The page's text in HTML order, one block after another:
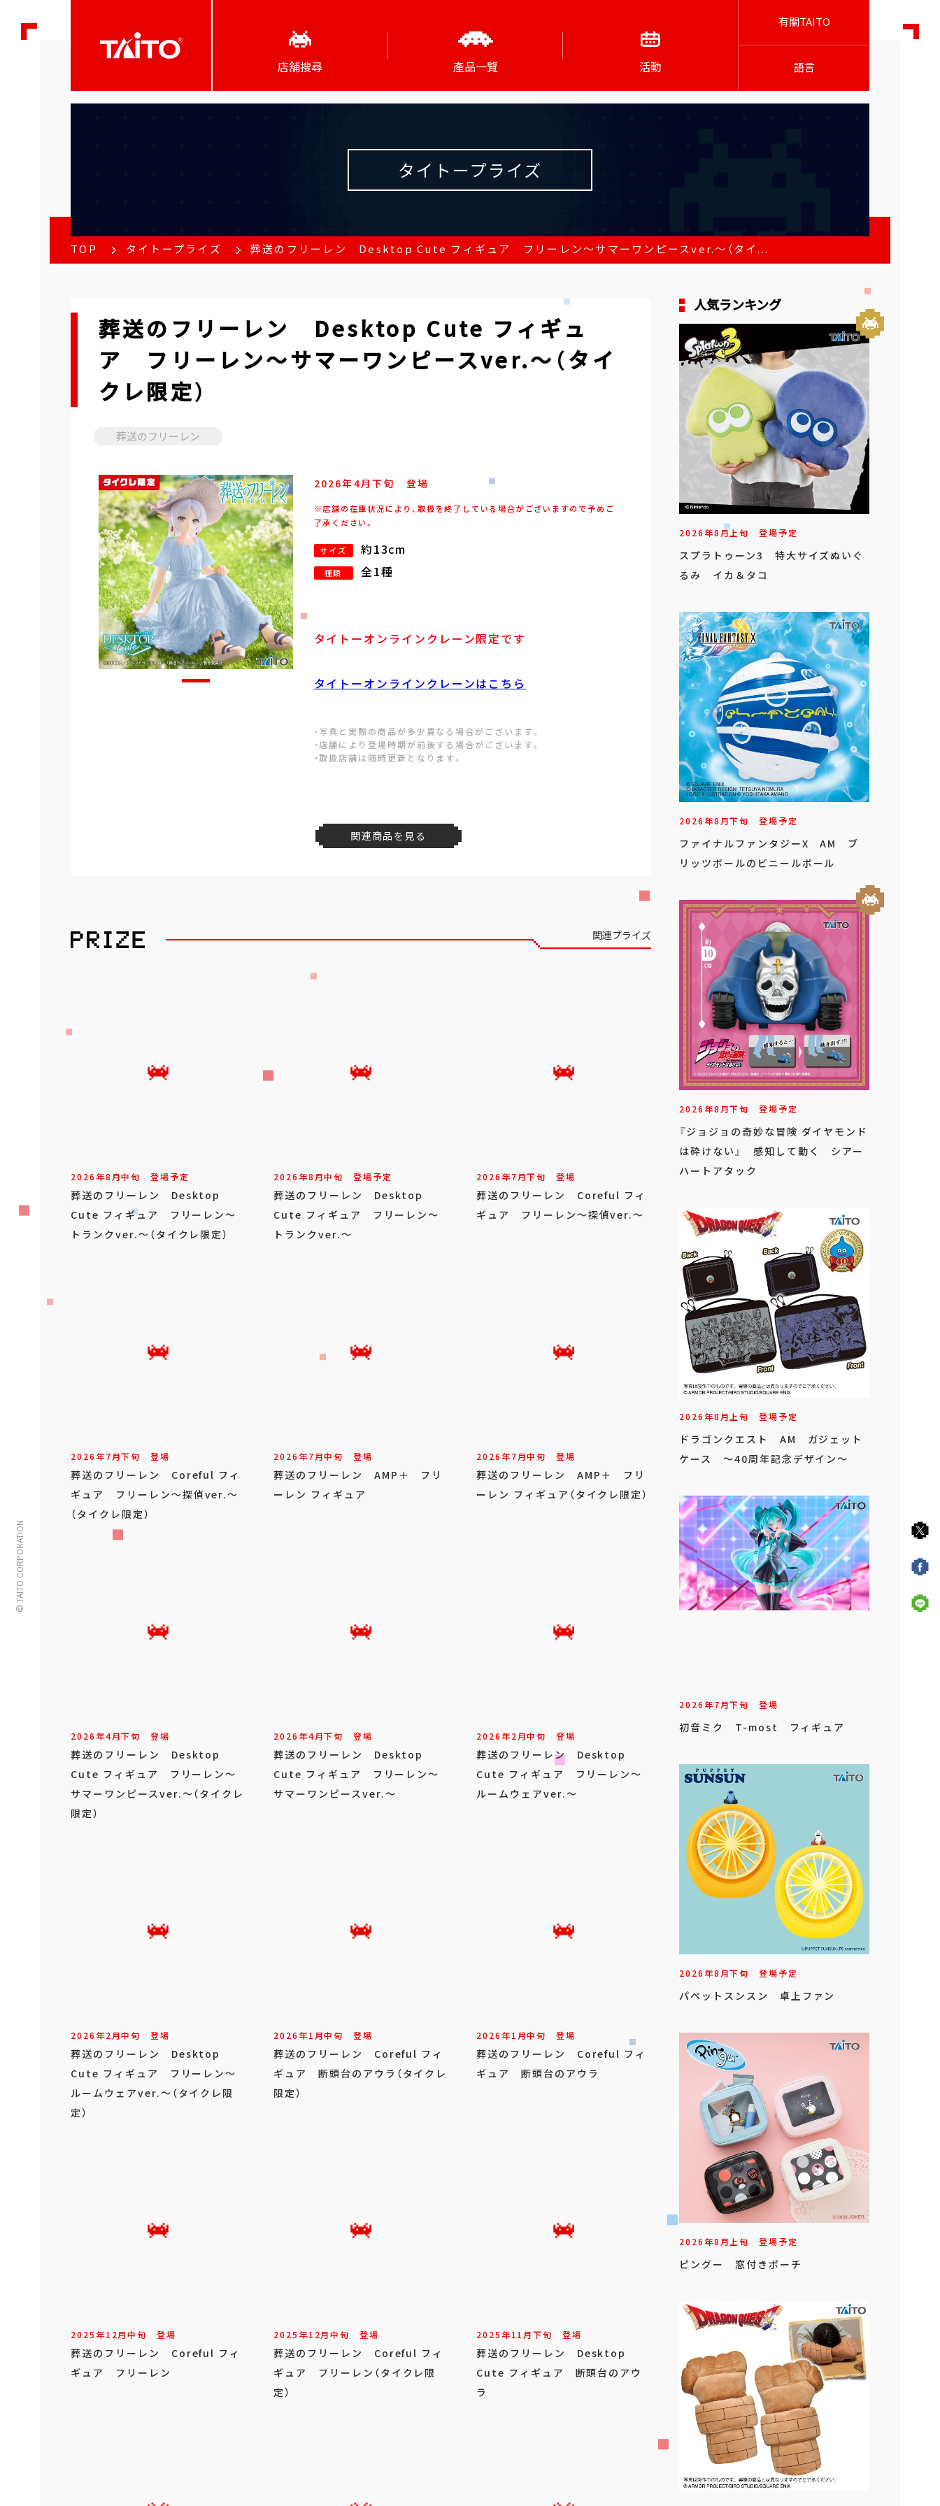
店舖搜尋 產品一覽 活動
有關TAITO
語言
© TAITO CORPORATION
タイトープライズ
TOP タイトープライズ 葬送のフリーレン Desktop Cute フィギュア フリーレン～サマーワンピースver.～（タイ...
葬送のフリーレン Desktop Cute フィギュ
ア フリーレン～サマーワンピースver.～（タイ
クレ限定）
葬送のフリーレン
2026年4月下旬 登場
※店舗の在庫状況により、取扱を終了している場合がございますので予めご
了承ください。
サイズ 約13cm
種類 全1種
タイトーオンラインクレーン限定です
タイトーオンラインクレーンはこちら
・写真と実際の商品が多少異なる場合がございます。
・店舗により登場時期が前後する場合がございます。
・取扱店舗は随時更新となります。
関連商品を見る
関連プライズ
2026年8月中旬 登場予定
葬送のフリーレン Desktop
Cute フィギュア フリーレン～
トランクver.～（タイクレ限定）
2026年8月中旬 登場予定
葬送のフリーレン Desktop
Cute フィギュア フリーレン～
トランクver.～
2026年7月下旬 登場
葬送のフリーレン Coreful フィ
ギュア フリーレン～探偵ver.～
2026年7月下旬 登場
葬送のフリーレン Coreful フィ
ギュア フリーレン～探偵ver.～
（タイクレ限定）
2026年7月中旬 登場
葬送のフリーレン AMP＋ フリ
ーレン フィギュア
2026年7月中旬 登場
葬送のフリーレン AMP＋ フリ
ーレン フィギュア（タイクレ限定）
2026年4月下旬 登場
葬送のフリーレン Desktop
Cute フィギュア フリーレン～
サマーワンピースver.～（タイクレ
限定）
2026年4月下旬 登場
葬送のフリーレン Desktop
Cute フィギュア フリーレン～
サマーワンピースver.～
2026年2月中旬 登場
葬送のフリーレン Desktop
Cute フィギュア フリーレン～
ルームウェアver.～
2026年2月中旬 登場
葬送のフリーレン Desktop
Cute フィギュア フリーレン～
ルームウェアver.～（タイクレ限
定）
2026年1月中旬 登場
葬送のフリーレン Coreful フィ
ギュア 断頭台のアウラ（タイクレ
限定）
2026年1月中旬 登場
葬送のフリーレン Coreful フィ
ギュア 断頭台のアウラ
2025年12月中旬 登場
葬送のフリーレン Coreful フィ
ギュア フリーレン
2025年12月中旬 登場
葬送のフリーレン Coreful フィ
ギュア フリーレン（タイクレ限
定）
2025年11月下旬 登場
葬送のフリーレン Desktop
Cute フィギュア 断頭台のアウ
ラ
人気ランキング
2026年8月上旬 登場予定
スプラトゥーン3 特大サイズぬいぐ
るみ イカ＆タコ
2026年8月下旬 登場予定
ファイナルファンタジーX AM ブ
リッツボールのビニールボール
2026年8月下旬 登場予定
『ジョジョの奇妙な冒険 ダイヤモンド
は砕けない』 感知して動く シアー
ハートアタック
2026年8月上旬 登場予定
ドラゴンクエスト AM ガジェット
ケース ～40周年記念デザイン～
2026年7月下旬 登場
初音ミク T-most フィギュア
2026年8月下旬 登場予定
パペットスンスン 卓上ファン
2026年8月上旬 登場予定
ピングー 窓付きポーチ